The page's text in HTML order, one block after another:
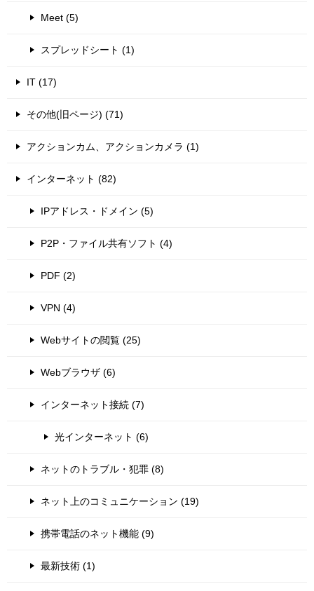
Meet (5)
スプレッドシート (1)
IT (17)
その他(旧ページ) (71)
アクションカム、アクションカメラ (1)
インターネット (82)
IPアドレス・ドメイン (5)
P2P・ファイル共有ソフト (4)
PDF (2)
VPN (4)
Webサイトの閲覧 (25)
Webブラウザ (6)
インターネット接続 (7)
光インターネット (6)
ネットのトラブル・犯罪 (8)
ネット上のコミュニケーション (19)
携帯電話のネット機能 (9)
最新技術 (1)